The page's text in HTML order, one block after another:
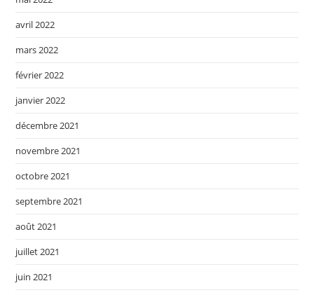
avril 2022
mars 2022
février 2022
janvier 2022
décembre 2021
novembre 2021
octobre 2021
septembre 2021
août 2021
juillet 2021
juin 2021